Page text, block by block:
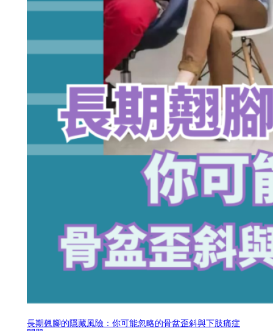
長期翹腳的隱藏風險：你可能忽略的骨盆歪斜與下肢痛症